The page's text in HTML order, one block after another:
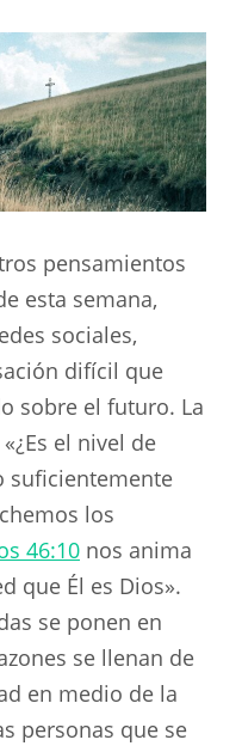
pensamientos
esta semana,
sociales,
difícil que
sobre el futuro. La
el nivel de
suficientemente
los
46:10 nos anima
que Él es Dios».
se ponen en
se llenan de
en medio de la
personas que se